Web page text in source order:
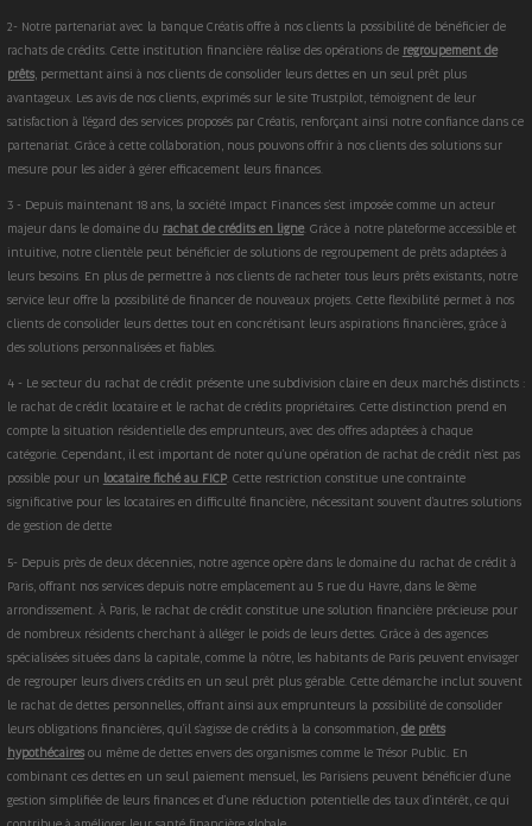
2- Notre partenariat avec la banque Créatis offre à nos clients la possibilité de bénéficier de
rachats de crédits. Cette institution financière réalise des opérations de regroupement de
prêts, permettant ainsi à nos clients de consolider leurs dettes en un seul prêt plus
avantageux. Les avis de nos clients, exprimés sur le site Trustpilot, témoignent de leur
satisfaction à l'égard des services proposés par Créatis, renforçant ainsi notre confiance dans ce
partenariat. Grâce à cette collaboration, nous pouvons offrir à nos clients des solutions sur
mesure pour les aider à gérer efficacement leurs finances.
3 - Depuis maintenant 18 ans, la société Impact Finances s'est imposée comme un acteur
majeur dans le domaine du rachat de crédits en ligne. Grâce à notre plateforme accessible et
intuitive, notre clientèle peut bénéficier de solutions de regroupement de prêts adaptées à
leurs besoins. En plus de permettre à nos clients de racheter tous leurs prêts existants, notre
service leur offre la possibilité de financer de nouveaux projets. Cette flexibilité permet à nos
clients de consolider leurs dettes tout en concrétisant leurs aspirations financières, grâce à
des solutions personnalisées et fiables.
4 - Le secteur du rachat de crédit présente une subdivision claire en deux marchés distincts :
le rachat de crédit locataire et le rachat de crédits propriétaires. Cette distinction prend en
compte la situation résidentielle des emprunteurs, avec des offres adaptées à chaque
catégorie. Cependant, il est important de noter qu'une opération de rachat de crédit n'est pas
possible pour un locataire fiché au FICP. Cette restriction constitue une contrainte
significative pour les locataires en difficulté financière, nécessitant souvent d'autres solutions
de gestion de dette
5- Depuis près de deux décennies, notre agence opère dans le domaine du rachat de crédit à
Paris, offrant nos services depuis notre emplacement au 5 rue du Havre, dans le 8ème
arrondissement. À Paris, le rachat de crédit constitue une solution financière précieuse pour
de nombreux résidents cherchant à alléger le poids de leurs dettes. Grâce à des agences
spécialisées situées dans la capitale, comme la nôtre, les habitants de Paris peuvent envisager
de regrouper leurs divers crédits en un seul prêt plus gérable. Cette démarche inclut souvent
le rachat de dettes personnelles, offrant ainsi aux emprunteurs la possibilité de consolider
leurs obligations financières, qu'il s'agisse de crédits à la consommation, de prêts
hypothécairesou même de dettes envers des organismes comme le Trésor Public. En
combinant ces dettes en un seul paiement mensuel, les Parisiens peuvent bénéficier d'une
gestion simplifiée de leurs finances et d'une réduction potentielle des taux d'intérêt, ce qui